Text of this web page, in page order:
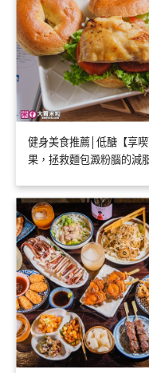
健身美食推薦│低醣【享
果，拯救麵包澱粉腦的減